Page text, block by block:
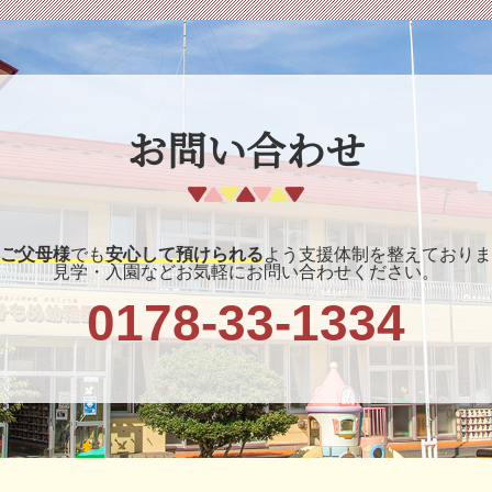
お問い合わせ
父母様でも安心して預けられるよう支援体制を整えており
見学・入園などお気軽にお問い合わせください。
0178-33-1334